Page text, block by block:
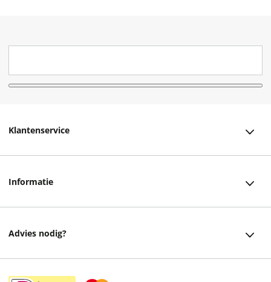
Klantenservice
Informatie
Advies nodig?